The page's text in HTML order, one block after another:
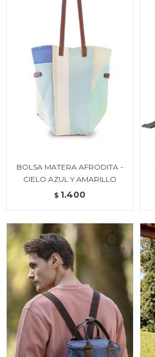
BOLSA MATERA AFRODITA -
CIELO AZUL Y AMARILLO
$ 1.400